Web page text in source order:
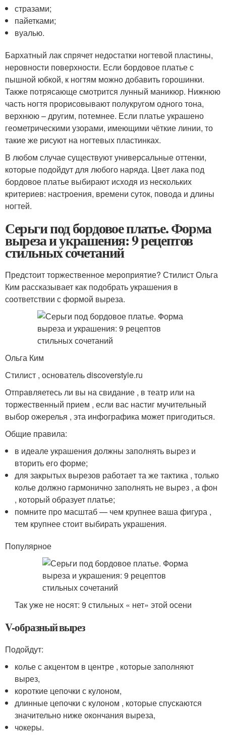
стразами;
пайетками;
вуалью.
Бархатный лак спрячет недостатки ногтевой пластины,
неровности поверхности. Если бордовое платье с
пышной юбкой, к ногтям можно добавить горошинки.
Также потрясающе смотрится лунный маникюр. Нижнюю
часть ногтя прорисовывают полукругом одного тона,
верхнюю – другим, потемнее. Если платье украшено
геометрическими узорами, имеющими чёткие линии, то
такие же рисуют на ногтевых пластинках.
В любом случае существуют универсальные оттенки,
которые подойдут для любого наряда. Цвет лака под
бордовое платье выбирают исходя из нескольких
критериев: настроения, времени суток, повода и длины
ногтей.
Серьги под бордовое платье. Форма
выреза и украшения: 9 рецептов
стильных сочетаний
Предстоит торжественное мероприятие? Стилист Ольга
Ким рассказывает как подобрать украшения в
соответствии с формой выреза.
Ольга Ким
Стилист , основатель discoverstyle.ru
Отправляетесь ли вы на свидание , в театр или на
торжественный прием , если вас настиг мучительный
выбор ожерелья , эта инфографика может пригодиться.
Общие правила:
в идеале украшения должны заполнять вырез и
вторить его форме;
для закрытых вырезов работает та же тактика , только
колье должно гармонично заполнять не вырез , а фон
, который образует платье;
помните про масштаб — чем крупнее ваша фигура ,
тем крупнее стоит выбирать украшения.
Популярное
Так уже не носят: 9 стильных « нет» этой осени
V-образный вырез
Подойдут:
колье с акцентом в центре , которые заполняют
вырез,
короткие цепочки с кулоном,
длинные цепочки с кулоном , которые спускаются
значительно ниже окончания выреза,
чокеры.